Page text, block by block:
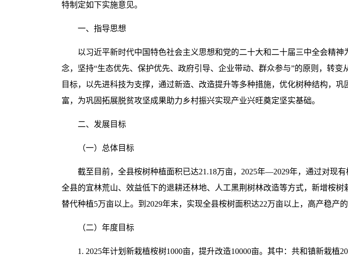
特制定如下实施意见。
一、指导思想
以习近平新时代中国特色社会主义思想和党的二十大和二十届三中全会精
念，坚持“生态优先、保护优先、政府引导、企业带动、群众参与”的原则，转
目标，以先进科技为支撑，通过新造、改造提升等多种措施，优化树种结构，
富，为巩固拓展脱贫攻坚成果助力乡村振兴实现产业兴旺奠定坚实基础。
二、发展目标
（一）总体目标
截至目前，全县桉树种植面积已达21.18万亩，2025年—2029年，通过对现
全县的宜林荒山、效益低下的退耕还林地、人工黑荆树林改造等方式，新增桉
替代种植5万亩以上。到2029年末，实现全县桉树面积达22万亩以上，高产稳产
（二）年度目标
1. 2025年计划新栽植桉树1000亩，提升改造10000亩。其中：共和镇新栽